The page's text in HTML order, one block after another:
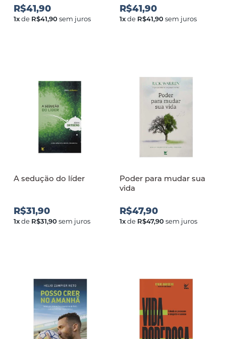
R$41,90
1xde R$41,90sem juros
R$41,90
1xde R$41,90sem juros
A sedução do líder
R$31,90
1xde R$31,90sem juros
Poder para mudar sua
vida
R$47,90
1xde R$47,90sem juros